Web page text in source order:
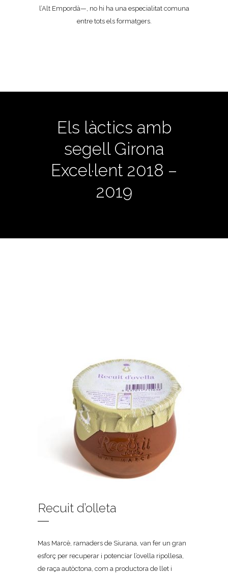
l’Alt Empordà—, no hi ha una especialitat comuna
entre tots els formatgers.
Els làctics amb
segell Girona
Excel·lent 2018 –
2019
Recuit d’olleta
Mas Marcè, ramaders de Siurana, van fer un gran
esforç per recuperar i potenciar l’ovella ripollesa,
de raça autòctona, com a productora de llet i